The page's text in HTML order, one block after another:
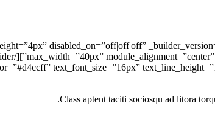
disabled_on=”off|off|off”
text_font_size=”16px”
Class aptent taciti sociosqu ad litora